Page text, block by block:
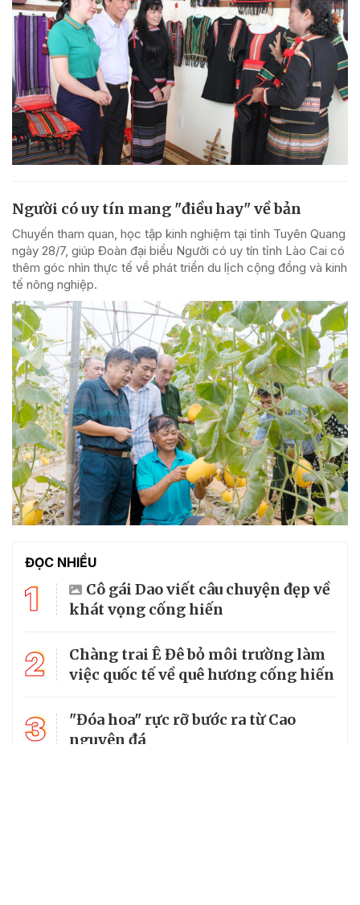
Người có uy tín mang "điều hay" về bản
Chuyến tham quan, học tập kinh nghiệm tại tỉnh Tuyên Quang
ngày 28/7, giúp Đoàn đại biểu Người có uy tín tỉnh Lào Cai có
thêm góc nhìn thực tế về phát triển du lịch cộng đồng và kinh
tế nông nghiệp.
ĐỌC NHIỀU
1
Cô gái Dao viết câu chuyện đẹp về
khát vọng cống hiến
2
Chàng trai Ê Đê bỏ môi trường làm
việc quốc tế về quê hương cống hiến
3
"Đóa hoa" rực rỡ bước ra từ Cao
nguyên đá